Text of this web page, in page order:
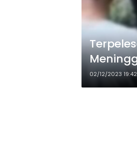
02/12/2023